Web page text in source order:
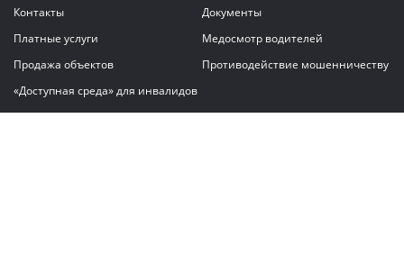
Контакты
Документы
Платные услуги
Медосмотр водителей
Продажа объектов
Противодействие мошенничеству
«Доступная среда» для инвалидов